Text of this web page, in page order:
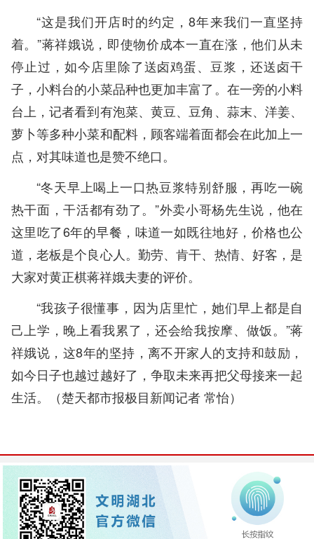
“这是我们开店时的约定，8年来我们一直坚持
着。”蒋祥娥说，即使物价成本一直在涨，他们从未
停止过，如今店里除了送卤鸡蛋、豆浆，还送卤干
子，小料台的小菜品种也更加丰富了。在一旁的小料
台上，记者看到有泡菜、黄豆、豆角、蒜末、洋姜、
萝卜等多种小菜和配料，顾客端着面都会在此加上一
点，对其味道也是赞不绝口。
“冬天早上喝上一口热豆浆特别舒服，再吃一碗
热干面，干活都有劲了。”外卖小哥杨先生说，他在
这里吃了6年的早餐，味道一如既往地好，价格也公
道，老板是个良心人。勤劳、肯干、热情、好客，是
大家对黄正棋蒋祥娥夫妻的评价。
“我孩子很懂事，因为店里忙，她们早上都是自
己上学，晚上看我累了，还会给我按摩、做饭。”蒋
祥娥说，这8年的坚持，离不开家人的支持和鼓励，
如今日子也越过越好了，争取未来再把父母接来一起
生活。（楚天都市报极目新闻记者 常怡）